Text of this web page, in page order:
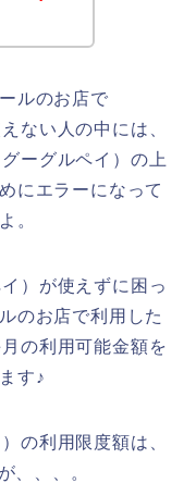
ルのお店で
ない人の中には、
ーグルペイ）の上
にエラーになって
。
）が使えずに困っ
のお店で利用した
の利用可能金額を
す♪
の利用限度額は、
、、、。